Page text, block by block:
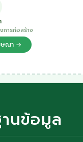
การก่อสร้าง
ษณา →
นข้อมูล